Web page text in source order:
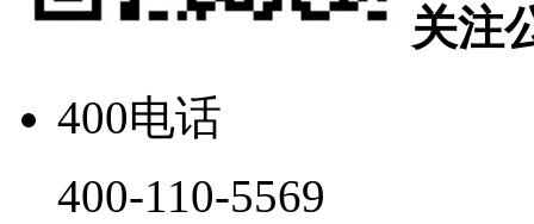
关注
400电话
400-110-5569